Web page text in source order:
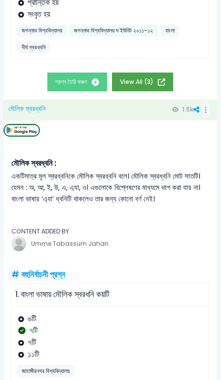
সংবৃত হয়
জগন্নাথ বিশ্ববিদ্যালয় জগন্নাথ বিশ্ববিদ্যালয় ঘ ইউনিট ২০১১-১২
বাংলা
দীর্ঘ স্বরধ্বনি
প্রশ্ন তৈরি করুন View All (3)
মৌলিক স্বরধ্বনি 1.5k
মৌলিক স্বরধ্বনি :
একটিমাত্র মূল স্বরধ্বনিকে মৌলিক স্বরধ্বনি বলে। মৌলিক স্বরধ্বনি মোট সাতটি।
যেমন : অ, আ, ই, উ, এ, এ্যা, ও। এগুলোকে বিশ্লেষণের মাধ্যমে ভাগ করা যায় না।
বাংলা ভাষায় ‘এ্যা’ ধ্বনিটি থাকলেও তার জন্য কোনো বর্ণ নেই।
CONTENT ADDED BY
Umme Tabassum Jahan
# বহুনির্বাচনী প্রশ্ন
1.বাংলা ভাষায় মৌলিক স্বরধনি কয়টি
৬টি
৭টি
৭টি
১১টি
জাহাঙ্গীরনগর বিশ্ববিদ্যালয়